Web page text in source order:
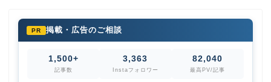
PR 掲載・広告のご相談
1,500+
記事数
3,363
Instaフォロワー
82,040
最高PV/記事